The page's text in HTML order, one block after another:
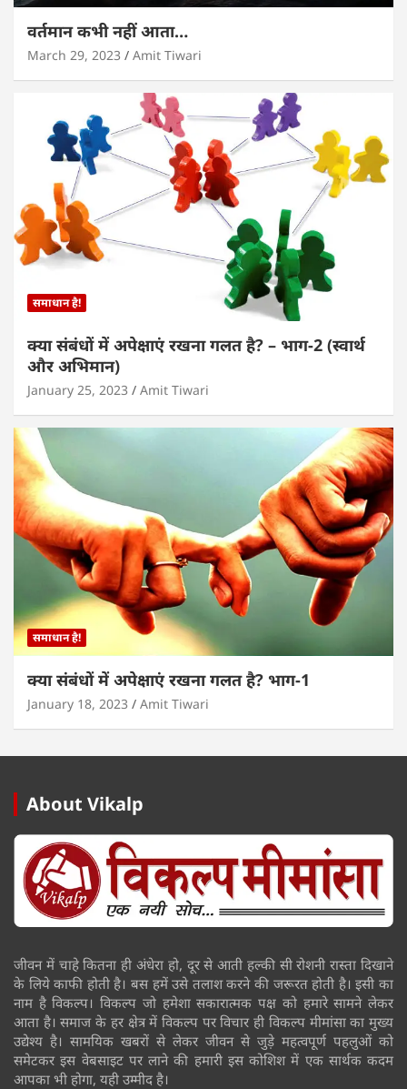
वर्तमान कभी नहीं आता…
March 29, 2023 Amit Tiwari
समाधान है!
क्या संबंधों में अपेक्षाएं रखना गलत है? – भाग-2 (स्वार्थ
और अभिमान)
January 25, 2023 Amit Tiwari
समाधान है!
क्या संबंधों में अपेक्षाएं रखना गलत है? भाग-1
January 18, 2023 Amit Tiwari
About Vikalp
जीवन में चाहे कितना ही अंधेरा हो, दूर से आती हल्की सी रोशनी रास्ता दिखाने
के लिये काफी होती है। बस हमें उसे तलाश करने की जरूरत होती है। इसी का
नाम है विकल्प। विकल्प जो हमेशा सकारात्मक पक्ष को हमारे सामने लेकर
आता है। समाज के हर क्षेत्र में विकल्प पर विचार ही विकल्प मीमांसा का मुख्य
उद्येश्य है। सामयिक खबरों से लेकर जीवन से जुड़े महत्वपूर्ण पहलुओं को
समेटकर इस वेबसाइट पर लाने की हमारी इस कोशिश में एक सार्थक कदम
आपका भी होगा, यही उम्मीद है।